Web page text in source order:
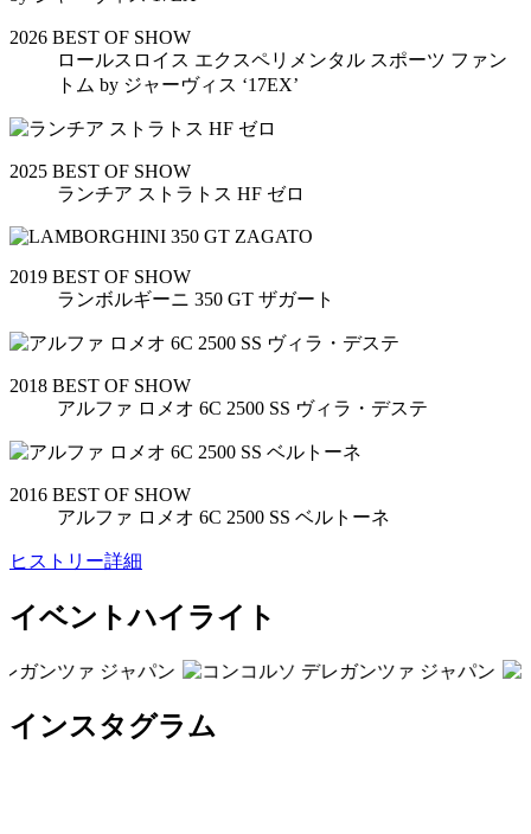
2026 BEST OF SHOW
ロールスロイス エクスペリメンタル スポーツ ファン
トム by ジャーヴィス ‘17EX’
2025 BEST OF SHOW
ランチア ストラトス HF ゼロ
2019 BEST OF SHOW
ランボルギーニ 350 GT ザガート
2018 BEST OF SHOW
アルファ ロメオ 6C 2500 SS ヴィラ・デステ
2016 BEST OF SHOW
アルファ ロメオ 6C 2500 SS ベルトーネ
ヒストリー詳細
イベントハイライト
インスタグラム